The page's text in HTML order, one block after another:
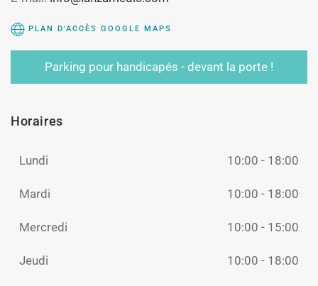
PLAN D'ACCÈS GOOGLE MAPS
Parking pour handicapés - devant la porte !
Horaires
Lundi 10:00 - 18:00
Mardi 10:00 - 18:00
Mercredi 10:00 - 15:00
Jeudi 10:00 - 18:00